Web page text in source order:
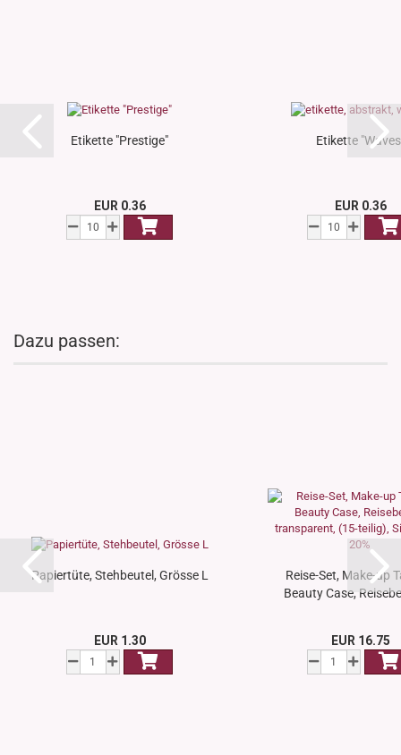
Etikette "Prestige"
EUR 0.36
Etikette
EUR 0.36
Dazu passen:
Papiertüte, Stehbeutel, Grösse L
EUR 1.30
Reise-Set, Make-up
Beauty Case,
EUR 16.75